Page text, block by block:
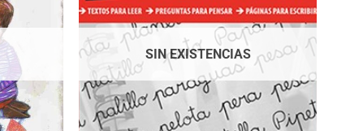
SIN EXISTENCIAS